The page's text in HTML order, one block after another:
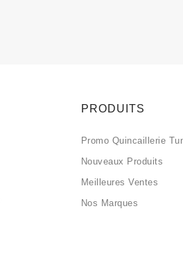
PRODUITS
Promo Quincaillerie
Nouveaux Produits
Meilleures Ventes
Nos Marques